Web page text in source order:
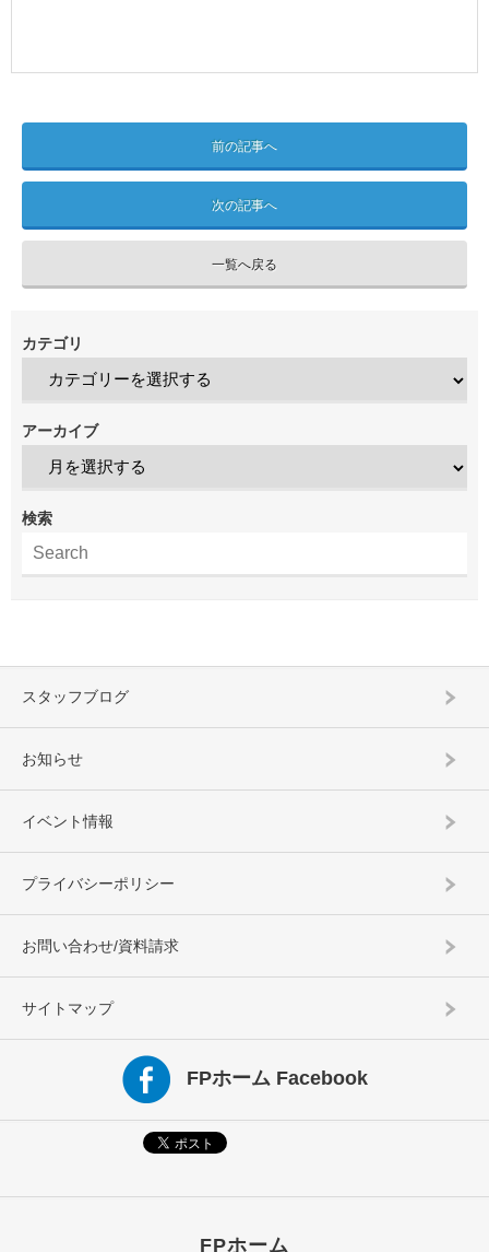
前の記事へ
次の記事へ
一覧へ戻る
カテゴリ
アーカイブ
検索
スタッフブログ
お知らせ
イベント情報
プライバシーポリシー
お問い合わせ/資料請求
サイトマップ
FPホーム Facebook
FPホーム